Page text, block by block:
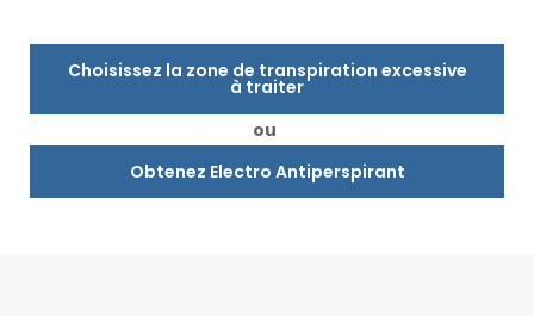
Choisissez la zone de transpiration excessive
à traiter
ou
Obtenez Electro Antiperspirant